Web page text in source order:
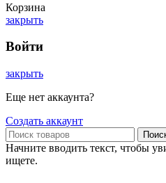
Корзина
закрыть
Войти
закрыть
Еще нет аккаунта?
Создать аккаунт
Начните вводить текст, чтобы
ищете.